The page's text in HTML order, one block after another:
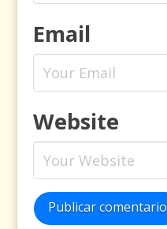
Email
Website
Publicar comentario